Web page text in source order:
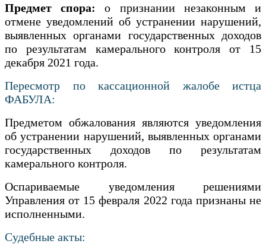
Предмет спора:о признании незаконным и
отмене уведомлений об устранении нарушений,
выявленных органами государственных доходов
по результатам камерального контроля от 15
декабря 2021 года.
Пересмотр по кассационной жалобе истца
ФАБУЛА:
Предметом обжалования являются уведомления
об устранении нарушений, выявленных органами
государственных доходов по результатам
камерального контроля.
Оспариваемые уведомления решениями
Управления от 15 февраля 2022 года признаны не
исполненными.
Судебные акты: